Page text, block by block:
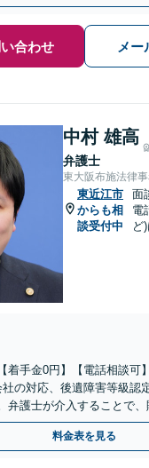
合わせ メー
中村 雄高
弁護士
東大阪布施法律
東近江市
からも相
談受付中
面
電
ど
着手金0円】【電話相談可
社の対応、後遺障害等級認
弁護士が介入することで
面したら、まずはご相談
料金表を見る